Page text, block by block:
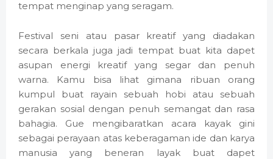
tempat menginap yang seragam.
Festival seni atau pasar kreatif yang diadakan
secara berkala juga jadi tempat buat kita dapet
asupan energi kreatif yang segar dan penuh
warna. Kamu bisa lihat gimana ribuan orang
kumpul buat rayain sebuah hobi atau sebuah
gerakan sosial dengan penuh semangat dan rasa
bahagia. Gue mengibaratkan acara kayak gini
sebagai perayaan atas keberagaman ide dan karya
manusia yang beneran layak buat dapet